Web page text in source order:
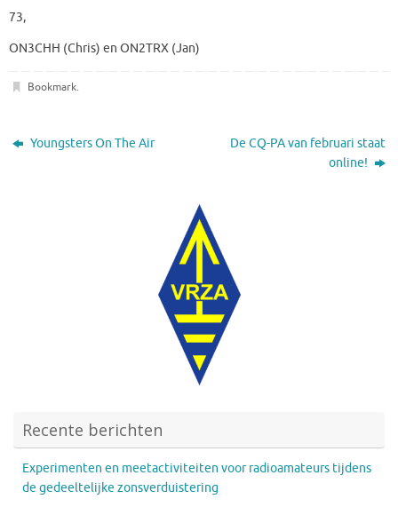
73,
ON3CHH (Chris) en ON2TRX (Jan)
Bookmark.
Youngsters On The Air
De CQ-PA van februari staat
online!
Recente berichten
Experimenten en meetactiviteiten voor radioamateurs tijdens
de gedeeltelijke zonsverduistering